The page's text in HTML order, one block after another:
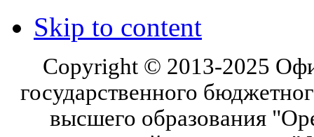
Skip to content
Copyright © 2013-2025
государственного
высшего образования